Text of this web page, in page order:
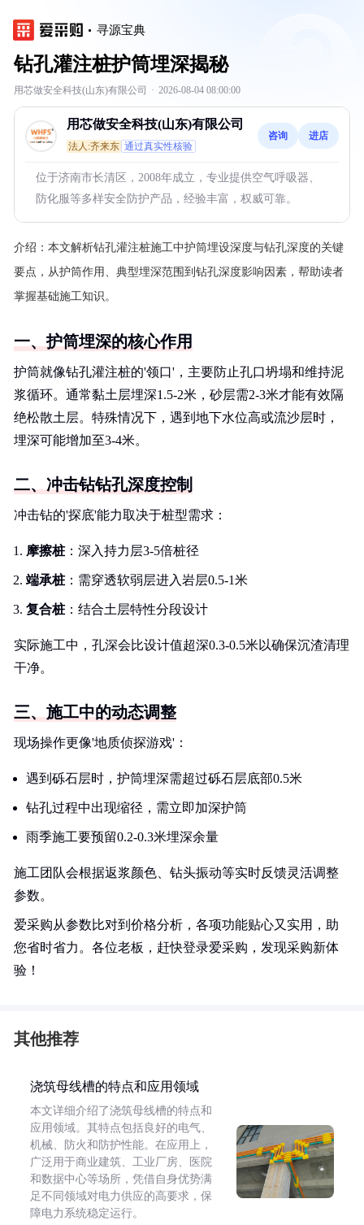
寻源宝典
钻孔灌注桩护筒埋深揭秘
用芯做安全科技(山东)有限公司 · 2026-08-04 08:00:00
用芯做安全科技(山东)有限公司
法人:齐来东 通过真实性核验
咨询 进店
位于济南市长清区，2008年成立，专业提供空气呼吸器、
防化服等多样安全防护产品，经验丰富，权威可靠。
介绍： 本文解析钻孔灌注桩施工中护筒埋设深度与钻孔深度的关键
要点，从护筒作用、典型埋深范围到钻孔深度影响因素，帮助读者
掌握基础施工知识。
一、护筒埋深的核心作用
护筒就像钻孔灌注桩的'领口'，主要防止孔口坍塌和维持泥
浆循环。通常黏土层埋深1.5-2米，砂层需2-3米才能有效隔
绝松散土层。特殊情况下，遇到地下水位高或流沙层时，
埋深可能增加至3-4米。
二、冲击钻钻孔深度控制
冲击钻的'探底'能力取决于桩型需求：
摩擦桩：深入持力层3-5倍桩径
端承桩：需穿透软弱层进入岩层0.5-1米
复合桩：结合土层特性分段设计
实际施工中，孔深会比设计值超深0.3-0.5米以确保沉渣清理
干净。
三、施工中的动态调整
现场操作更像'地质侦探游戏'：
遇到砾石层时，护筒埋深需超过砾石层底部0.5米
钻孔过程中出现缩径，需立即加深护筒
雨季施工要预留0.2-0.3米埋深余量
施工团队会根据返浆颜色、钻头振动等实时反馈灵活调整
参数。
爱采购从参数比对到价格分析，各项功能贴心又实用，助
您省时省力。各位老板，赶快登录爱采购，发现采购新体
验！
其他推荐
浇筑母线槽的特点和应用领域
本文详细介绍了浇筑母线槽的特点和
应用领域。其特点包括良好的电气、
机械、防火和防护性能。在应用上，
广泛用于商业建筑、工业厂房、医院
和数据中心等场所，凭借自身优势满
足不同领域对电力供应的高要求，保
障电力系统稳定运行。